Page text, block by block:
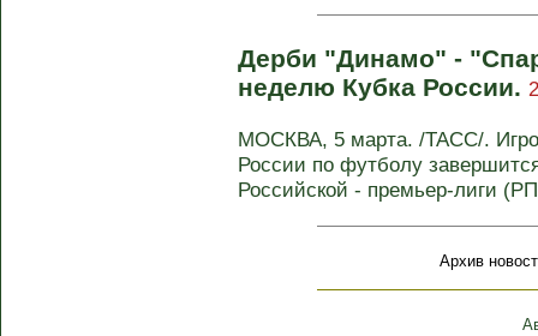
Дерби "Динамо" -
неделю Кубка России.
МОСКВА, 5 марта. /ТАСС/.
России по футболу
Российской - премьер-лиги
Архив